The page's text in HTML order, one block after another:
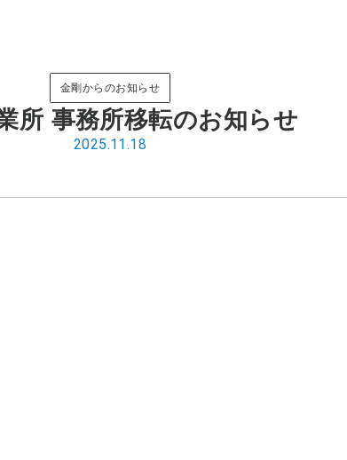
金剛からのお知らせ
所 事務所移転のお知らせ
2025.11.18